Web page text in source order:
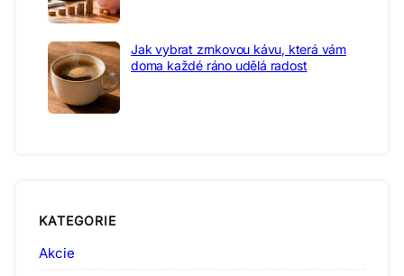
Jak vybrat zrnkovou kávu, která vám
doma každé ráno udělá radost
KATEGORIE
Akcie